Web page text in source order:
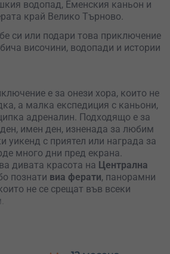
водопад, Еменския каньон и
край Велико Търново.
си или подари това приключение
височини, водопади и истории
е за онези хора, които не
а малка експедиция с каньони,
адреналин. Подходящо е за
имен ден, изненада за любим
уикенд с приятел или награда за
много дни пред екрана.
дивата красота на Централна
познати виа ферати, панорамни
не се срещат във всеки
в село Енина, където групата се